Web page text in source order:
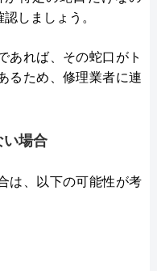
しましょう。
あれば、その蛇口がト
るため、修理業者に連
い場合
は、以下の可能性が考